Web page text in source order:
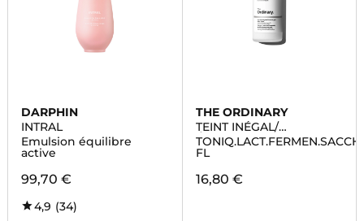
DARPHIN
INTRAL
Emulsion équilibre
active
99,70 €
4,9 (34)
THE ORDINARY
TEINT INÉGAL/
ÉCLAIRCISSANT
FL
16,80 €